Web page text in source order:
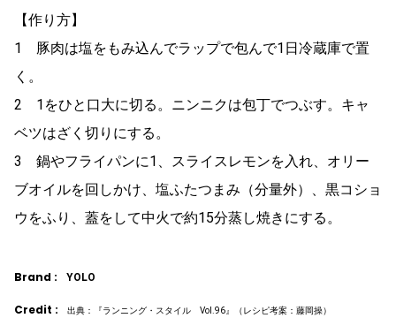
【作り方】
1 豚肉は塩をもみ込んでラップで包んで1日冷蔵庫で置
く。
2 1をひと口大に切る。ニンニクは包丁でつぶす。キャ
ベツはざく切りにする。
3 鍋やフライパンに1、スライスレモンを入れ、オリー
ブオイルを回しかけ、塩ふたつまみ（分量外）、黒コショ
ウをふり、蓋をして中火で約15分蒸し焼きにする。
Brand : YOLO
Credit :
出典：『ランニング・スタイル Vol.96』（レシピ考案：藤岡操）